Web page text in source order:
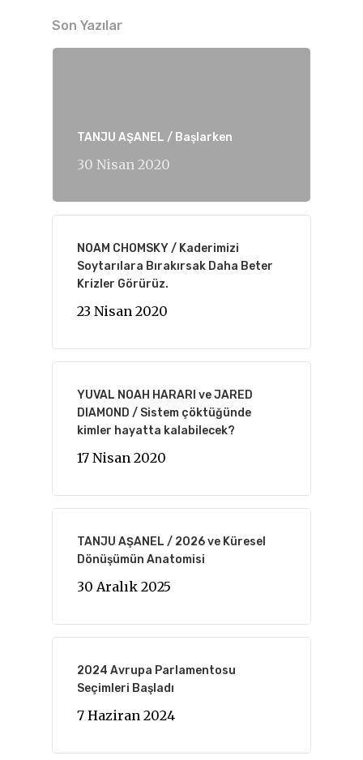
Son Yazılar
TANJU AŞANEL / Başlarken
30 Nisan 2020
NOAM CHOMSKY / Kaderimizi
Soytarılara Bırakırsak Daha Beter
Krizler Görürüz.
23 Nisan 2020
YUVAL NOAH HARARI ve JARED
DIAMOND / Sistem çöktüğünde
kimler hayatta kalabilecek?
17 Nisan 2020
TANJU AŞANEL / 2026 ve Küresel
Dönüşümün Anatomisi
30 Aralık 2025
2024 Avrupa Parlamentosu
Seçimleri Başladı
7 Haziran 2024